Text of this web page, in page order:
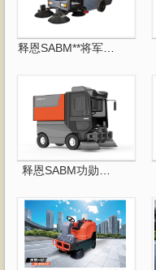
释恩SABM**将军扫地车
释恩SABM功勋元帅扫地车